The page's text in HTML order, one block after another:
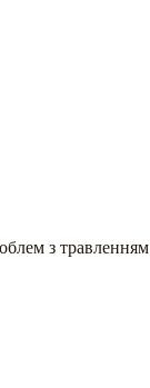
з травленням